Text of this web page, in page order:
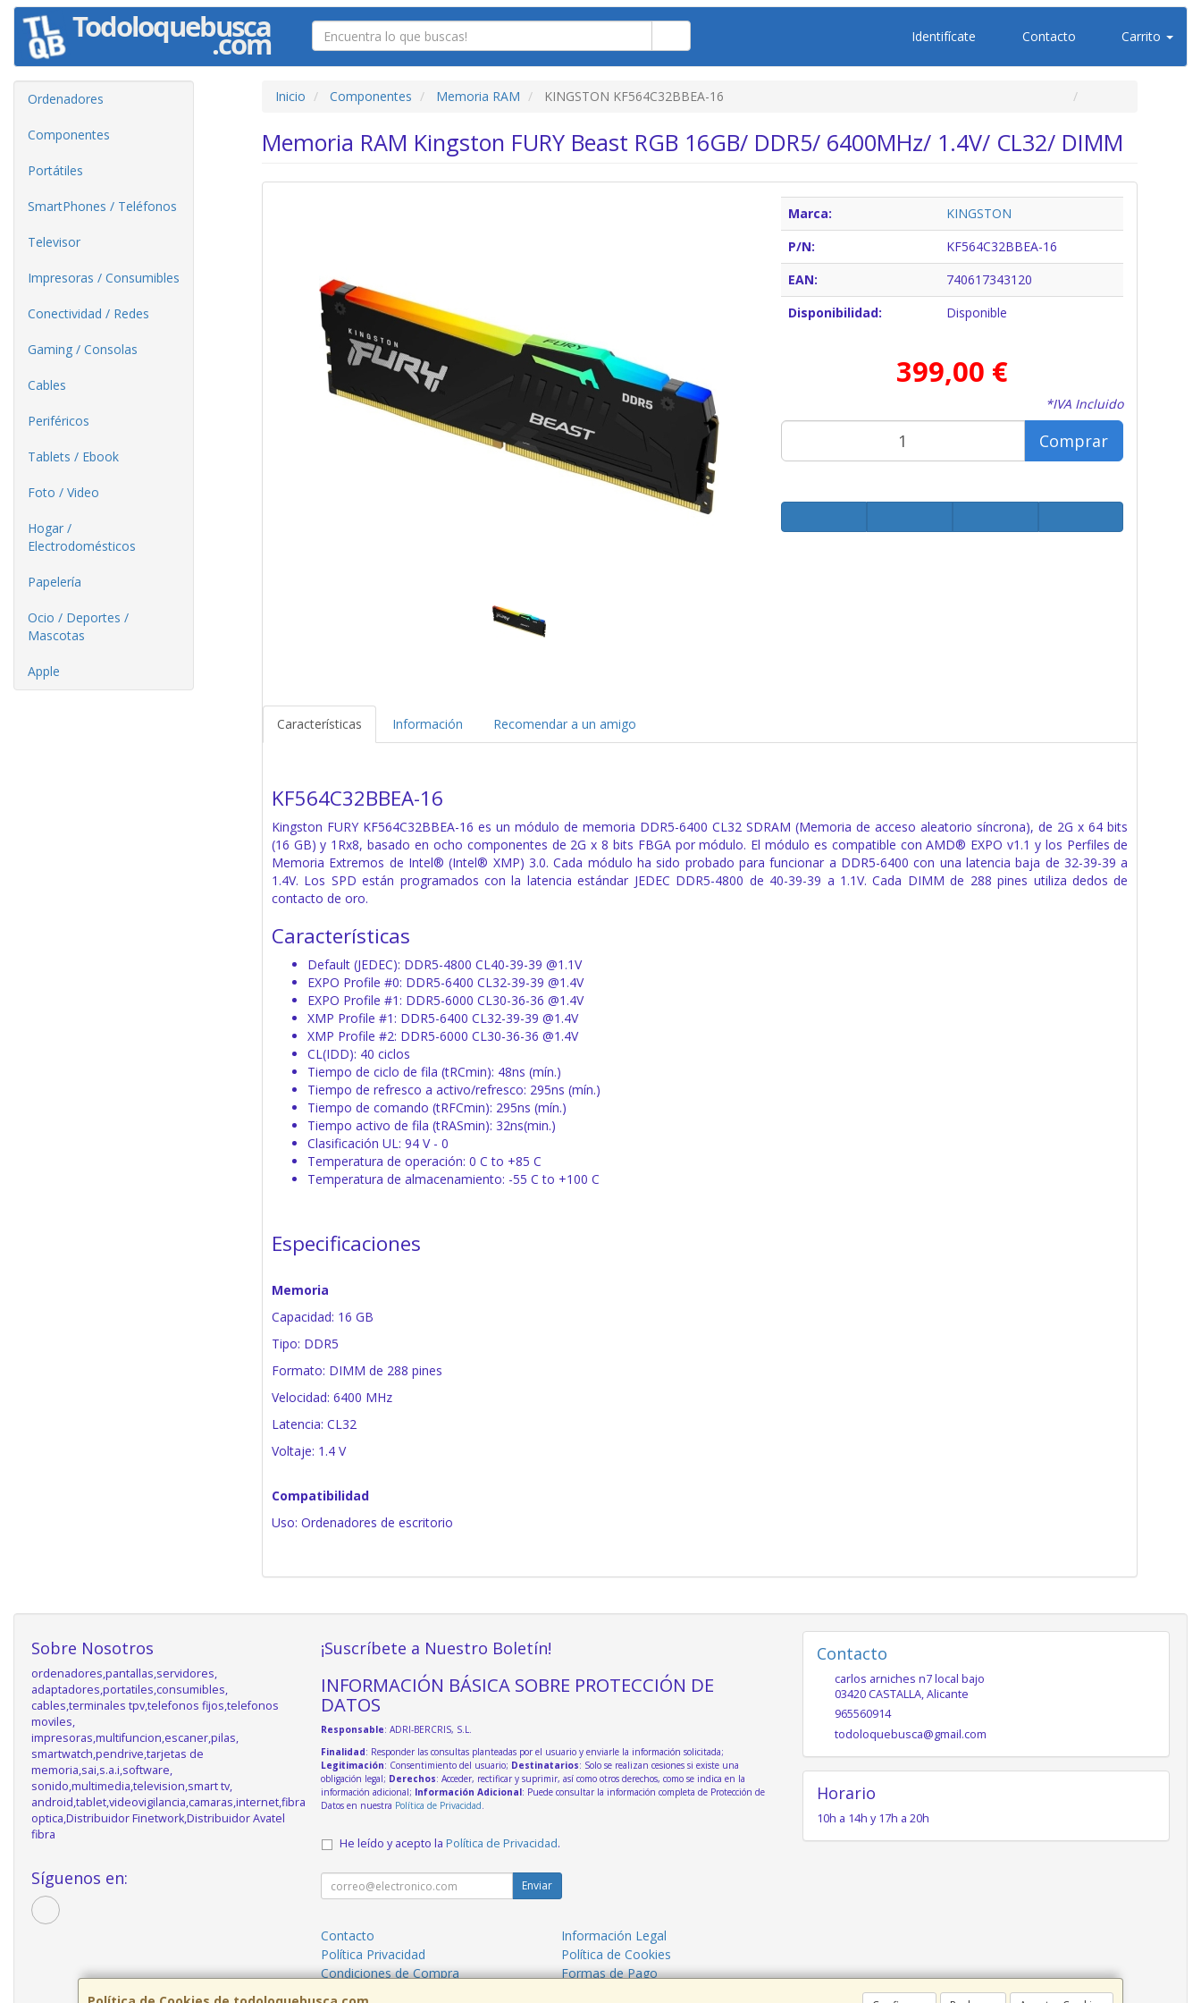
Identifícate Contacto Carrito
Ordenadores
Componentes
Portátiles
SmartPhones / Teléfonos
Televisor
Impresoras / Consumibles
Conectividad / Redes
Gaming / Consolas
Cables
Periféricos
Tablets / Ebook
Foto / Video
Hogar /
Electrodomésticos
Papelería
Ocio / Deportes /
Mascotas
Apple
Inicio Componentes Memoria RAM KINGSTON KF564C32BBEA-16
Memoria RAM Kingston FURY Beast RGB 16GB/ DDR5/ 6400MHz/ 1.4V/ CL32/ DIMM
Marca:
KINGSTON
P/N:
KF564C32BBEA-16
EAN:
740617343120
Disponibilidad:
Disponible
399,00 €
*IVA Incluido
Comprar
Características Información Recomendar a un amigo
KF564C32BBEA-16
Kingston FURY KF564C32BBEA-16 es un módulo de memoria DDR5-6400 CL32 SDRAM (Memoria de acceso aleatorio síncrona), de 2G x 64 bits
(16 GB) y 1Rx8, basado en ocho componentes de 2G x 8 bits FBGA por módulo. El módulo es compatible con AMD® EXPO v1.1 y los Perfiles de
Memoria Extremos de Intel® (Intel® XMP) 3.0. Cada módulo ha sido probado para funcionar a DDR5-6400 con una latencia baja de 32-39-39 a
1.4V. Los SPD están programados con la latencia estándar JEDEC DDR5-4800 de 40-39-39 a 1.1V. Cada DIMM de 288 pines utiliza dedos de
contacto de oro.
Características
Default (JEDEC): DDR5-4800 CL40-39-39 @1.1V
EXPO Profile #0: DDR5-6400 CL32-39-39 @1.4V
EXPO Profile #1: DDR5-6000 CL30-36-36 @1.4V
XMP Profile #1: DDR5-6400 CL32-39-39 @1.4V
XMP Profile #2: DDR5-6000 CL30-36-36 @1.4V
CL(IDD): 40 ciclos
Tiempo de ciclo de fila (tRCmin): 48ns (mín.)
Tiempo de refresco a activo/refresco: 295ns (mín.)
Tiempo de comando (tRFCmin): 295ns (mín.)
Tiempo activo de fila (tRASmin): 32ns(min.)
Clasificación UL: 94 V - 0
Temperatura de operación: 0 C to +85 C
Temperatura de almacenamiento: -55 C to +100 C
Especificaciones
Memoria
Capacidad: 16 GB
Tipo: DDR5
Formato: DIMM de 288 pines
Velocidad: 6400 MHz
Latencia: CL32
Voltaje: 1.4 V
Compatibilidad
Uso: Ordenadores de escritorio
Sobre Nosotros
ordenadores,pantallas,servidores,
adaptadores,portatiles,consumibles,
cables,terminales tpv,telefonos fijos,telefonos
moviles,
impresoras,multifuncion,escaner,pilas,
smartwatch,pendrive,tarjetas de
memoria,sai,s.a.i,software,
sonido,multimedia,television,smart tv,
android,tablet,videovigilancia,camaras,internet,fibra
optica,Distribuidor Finetwork,Distribuidor Avatel
fibra
Síguenos en:
¡Suscríbete a Nuestro Boletín!
INFORMACIÓN BÁSICA SOBRE PROTECCIÓN DE
DATOS
Responsable: ADRI-BERCRIS, S.L.
Finalidad: Responder las consultas planteadas por el usuario y enviarle la información solicitada;
Legitimación: Consentimiento del usuario; Destinatarios: Solo se realizan cesiones si existe una
obligación legal; Derechos: Acceder, rectificar y suprimir, así como otros derechos, como se indica en la
información adicional; Información Adicional: Puede consultar la información completa de Protección de
Datos en nuestra Política de Privacidad.
He leído y acepto la Política de Privacidad.
Enviar
Contacto
Información Legal
Política Privacidad
Política de Cookies
Condiciones de Compra
Formas de Pago
Contacto
carlos arniches n7 local bajo
03420 CASTALLA,Alicante
965560914
todoloquebusca@gmail.com
Horario
10h a 14h y 17h a 20h